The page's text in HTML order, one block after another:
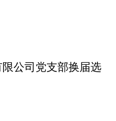
公司党支部换届选